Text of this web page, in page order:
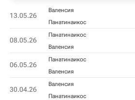
13.05.26
Валенсия
Панатинаикос
08.05.26
Панатинаикос
Валенсия
06.05.26
Панатинаикос
Валенсия
30.04.26
Валенсия
Панатинаикос